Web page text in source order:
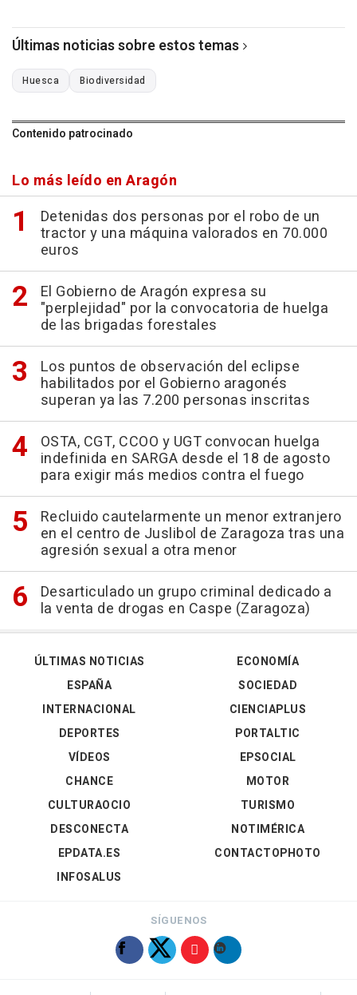
Últimas noticias sobre estos temas
Huesca Biodiversidad
Contenido patrocinado
Lo más leído en Aragón
Detenidas dos personas por el robo de un
tractor y una máquina valorados en 70.000
euros
El Gobierno de Aragón expresa su
"perplejidad" por la convocatoria de huelga
de las brigadas forestales
Los puntos de observación del eclipse
habilitados por el Gobierno aragonés
superan ya las 7.200 personas inscritas
OSTA, CGT, CCOO y UGT convocan huelga
indefinida en SARGA desde el 18 de agosto
para exigir más medios contra el fuego
Recluido cautelarmente un menor extranjero
en el centro de Juslibol de Zaragoza tras una
agresión sexual a otra menor
Desarticulado un grupo criminal dedicado a
la venta de drogas en Caspe (Zaragoza)
ÚLTIMAS NOTICIAS
ESPAÑA
INTERNACIONAL
DEPORTES
VÍDEOS
ECONOMÍA
SOCIEDAD
CIENCIAPLUS
PORTALTIC
EPSOCIAL
CHANCE
CULTURAOCIO
DESCONECTA
EPDATA.ES
INFOSALUS
MOTOR
TURISMO
NOTIMÉRICA
CONTACTOPHOTO
SÍGUENOS